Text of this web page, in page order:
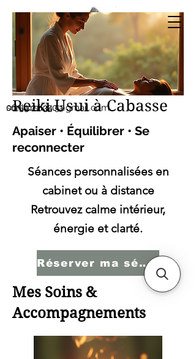
sonia.reiki50@gmail.com
06.59.22.34.51
Sonia SERBINI
Thérapeute soins
énergétiques Reiki Usui
Reiki Usui à Cabasse
Apaiser • Équilibrer • Se
reconnecter
Séances personnalisées en
cabinet ou à distance
Retrouvez calme intérieur,
énergie et clarté.
Réserver ma séance
Mes Soins &
Accompagnements